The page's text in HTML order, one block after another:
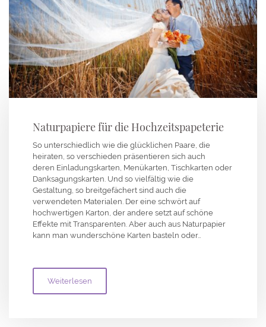
Naturpapiere für die Hochzeitspapeterie
So unterschiedlich wie die glücklichen Paare, die
heiraten, so verschieden präsentieren sich auch
deren Einladungskarten, Menükarten, Tischkarten oder
Danksagungskarten. Und so vielfältig wie die
Gestaltung, so breitgefächert sind auch die
verwendeten Materialen. Der eine schwört auf
hochwertigen Karton, der andere setzt auf schöne
Effekte mit Transparenten. Aber auch aus Naturpapier
kann man wunderschöne Karten basteln oder…
Weiterlesen